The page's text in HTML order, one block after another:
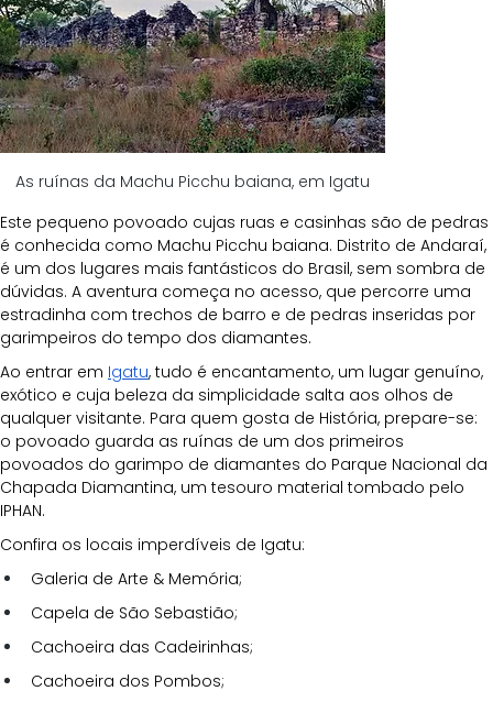
As ruínas da Machu Picchu baiana, em Igatu
Este pequeno povoado cujas ruas e casinhas são de pedras
é conhecida como Machu Picchu baiana. Distrito de Andaraí,
é um dos lugares mais fantásticos do Brasil, sem sombra de
dúvidas. A aventura começa no acesso, que percorre uma
estradinha com trechos de barro e de pedras inseridas por
garimpeiros do tempo dos diamantes.
Ao entrar em Igatu, tudo é encantamento, um lugar genuíno,
exótico e cuja beleza da simplicidade salta aos olhos de
qualquer visitante. Para quem gosta de História, prepare-se:
o povoado guarda as ruínas de um dos primeiros
povoados do garimpo de diamantes do Parque Nacional da
Chapada Diamantina, um tesouro material tombado pelo
IPHAN.
Confira os locais imperdíveis de Igatu:
Galeria de Arte & Memória;
Capela de São Sebastião;
Cachoeira das Cadeirinhas;
Cachoeira dos Pombos;